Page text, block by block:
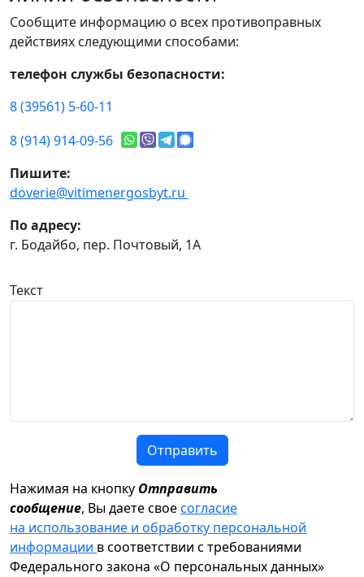
Сообщите информацию о всех противоправных
действиях следующими способами:
телефон службы безопасности:
8 (39561) 5-60-11
8 (914) 914-09-56
Пишите:
doverie@vitimenergosbyt.ru
По адресу:
г. Бодайбо, пер. Почтовый, 1А
Текст
Отправить
Нажимая на кнопку Отправить
сообщение, Вы даете своесогласие
на использование и обработку персональной
информации в соответствии с требованиями
Федерального закона «О персональных данных»